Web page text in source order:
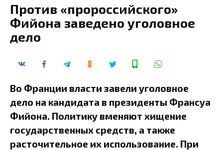
Против «пророссийского»
Фийона заведено уголовное
дело
Во Франции власти завели уголовное
дело на кандидата в президенты Франсуа
Фийона. Политику вменяют хищение
государственных средств, а также
расточительное их использование. При